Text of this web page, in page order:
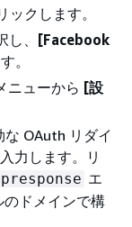
ックします。
し、 [Facebook
。
ニューから [設
な OAuth リダイ
力します。リ
エ
ドメインで構